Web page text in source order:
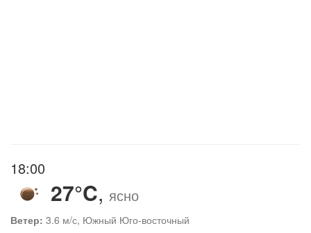
18:00
27°C, ясно
Ветер: 3.6 м/с, Южный Юго-восточный